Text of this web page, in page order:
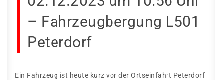
– Fahrzeugbergung L501
Peterdorf
Ein Fahrzeug ist heute kurz vor der Ortseinfahrt Peterdorf